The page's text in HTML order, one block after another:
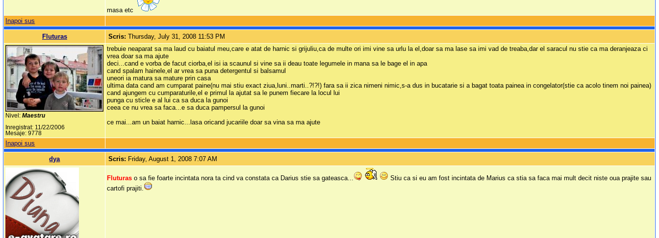
masa etc
Inapoi sus
Fluturas Scris:Thursday, July 31, 2008 11:53 PM
Nivel:Maestru
Inregistrat: 11/22/2006
Mesaje: 9778
trebuie neaparat sa ma laud cu baiatul meu,care e atat de harnic si grijuliu,ca de multe ori imi vine sa urlu la el,doar sa ma lase sa imi vad de treaba,dar el saracul nu stie ca ma deranjeaza ci
vrea doar sa ma ajute
deci...cand e vorba de facut ciorba,el isi ia scaunul si vine sa ii deau toate legumele in mana sa le bage el in apa
cand spalam hainele,el ar vrea sa puna detergentul si balsamul
uneori ia matura sa mature prin casa
ultima data cand am cumparat paine(nu mai stiu exact ziua,luni..marti..?!?!) fara sa ii zica nimeni nimic,s-a dus in bucatarie si a bagat toata painea in congelator(stie ca acolo tinem noi painea)
cand ajungem cu cumparaturile,el e primul la ajutat sa le punem fiecare la locul lui
punga cu sticle e al lui ca sa duca la gunoi
ceea ce nu vrea sa faca...e sa duca pampersul la gunoi
ce mai...am un baiat harnic...lasa oricand jucariile doar sa vina sa ma ajute
Inapoi sus
dya Scris: Friday, August 1, 2008 7:07 AM
Fluturaso sa fie foarte incintata nora ta cind va constata ca Darius stie sa gateasca...
Stiu ca si eu am fost incintata de Marius ca stia sa faca mai mult decit niste oua prajite sau
cartofi prajiti.